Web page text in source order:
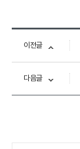
이전글
다음글